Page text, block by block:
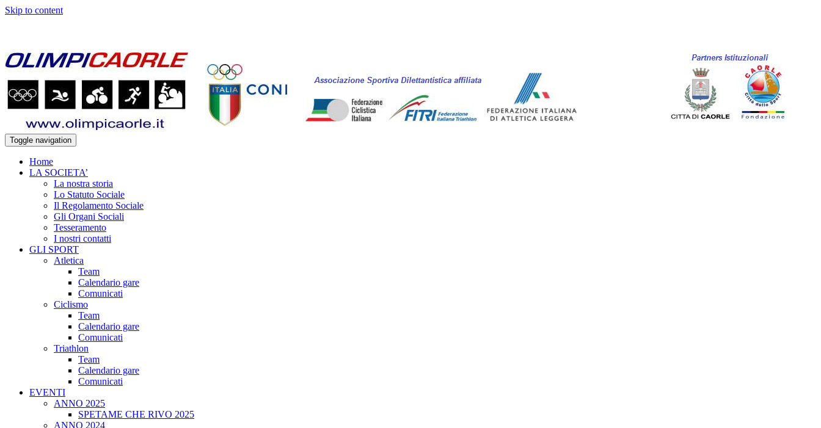
Skip to content
Toggle navigation
Home
LA SOCIETA’
La nostra storia
Lo Statuto Sociale
Il Regolamento Sociale
Gli Organi Sociali
Tesseramento
I nostri contatti
GLI SPORT
Atletica
Team
Calendario gare
Comunicati
Ciclismo
Team
Calendario gare
Comunicati
Triathlon
Team
Calendario gare
Comunicati
EVENTI
ANNO 2025
SPETAME CHE RIVO 2025
ANNO 2024